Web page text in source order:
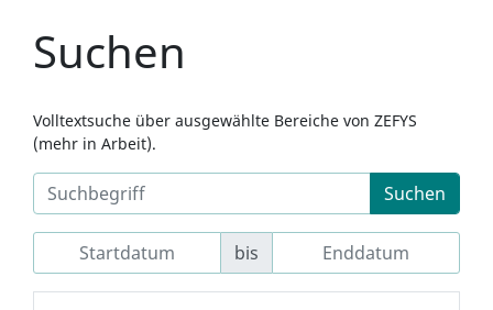
Suchen
Volltextsuche über ausgewählte Bereiche von ZEFYS
(mehr in Arbeit).
Suchen
bis